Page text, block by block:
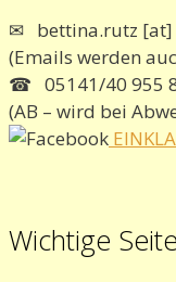
✉ bettina.rutz [at]
(Emails werden
☎ 05141/40 955
(AB – wird bei
Wichtige